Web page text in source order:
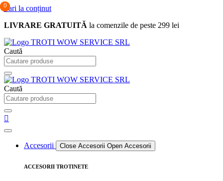
Sari la conținut
LIVRARE GRATUITĂ la comenzile de peste 299 lei
0
Caută
Caută
0
0
Accesorii Close Accesorii Open Accesorii
ACCESORII TROTINETE